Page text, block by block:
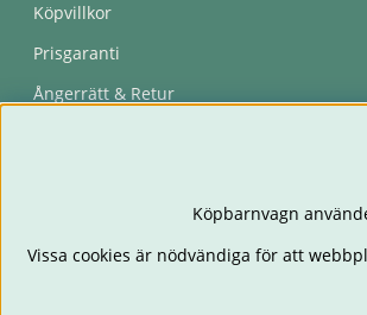
Köpvillkor
Prisgaranti
Ångerrätt & Retur
Köpbarnvagn
Vissa cookies är nödvändiga för att